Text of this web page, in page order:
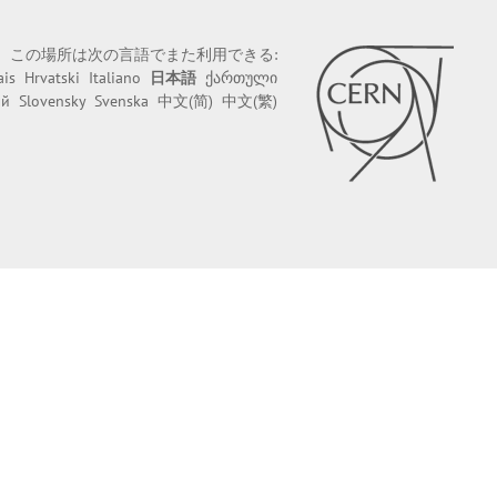
この場所は次の言語でまた利用できる:
Hrvatski Italiano 日本語 ქართული
Slovensky Svenska 中文(简) 中文(繁)